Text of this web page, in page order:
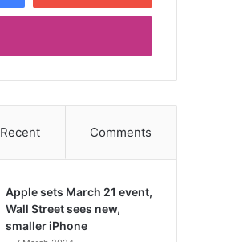
Recent Comments
Apple sets March 21 event,
Wall Street sees new,
smaller iPhone